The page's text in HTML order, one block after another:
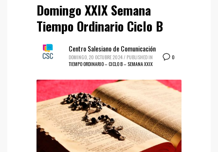
Domingo XXIX Semana
Tiempo Ordinario Ciclo B
0
Centro Salesiano de Comunicación
DOMINGO, 20 OCTUBRE 2024/ PUBLISHED IN
TIEMPO ORDINARIO – CICLO B – SEMANA XXIX